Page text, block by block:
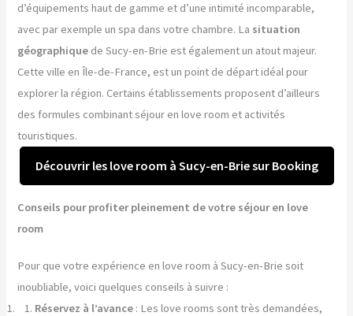
d’équipements haut de gamme et d’une intimité incomparable,
avec par exemple un spa dans votre chambre. La situation
géographique de Sucy-en-Brie est également un atout majeur.
Cette ville en Île-de-France, est un point de départ idéal pour
explorer la région. Certains établissements proposent d’ailleurs
des formules combinant séjour en love room et activités
touristiques.
Découvrir les love room à Sucy-en-Brie sur Booking
Conseils pour profiter pleinement de votre séjour en love
room
Pour que votre expérience en love room à Sucy-en-Brie soit
inoubliable, voici quelques conseils à suivre :
Réservez à l’avance : Les love rooms sont très demandées,